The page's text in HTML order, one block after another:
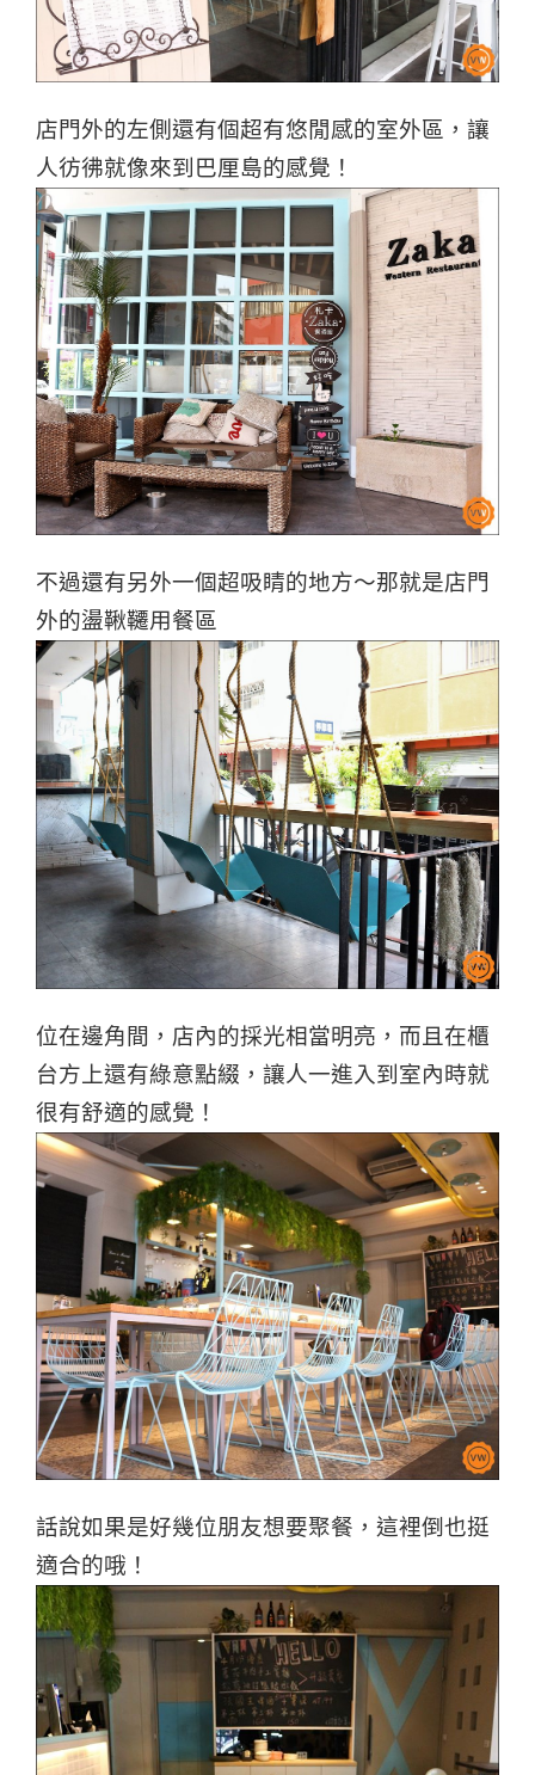
店門外的左側還有個超有悠閒感的室外區，讓
人彷彿就像來到巴厘島的感覺！
不過還有另外一個超吸睛的地方～那就是店門
外的盪鞦韆用餐區
位在邊角間，店內的採光相當明亮，而且在櫃
台方上還有綠意點綴，讓人一進入到室內時就
很有舒適的感覺！
話說如果是好幾位朋友想要聚餐，這裡倒也挺
適合的哦！